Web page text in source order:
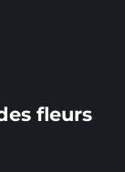
fleurs